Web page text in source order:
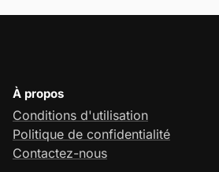
À propos
Conditions d'utilisation
Politique de confidentialité
Contactez-nous